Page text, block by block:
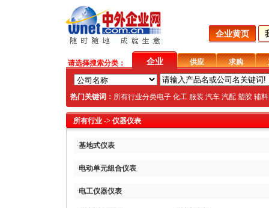
企业黄页
请选择搜索分类： 企业 供应 求购
热门关键词： 所有行业分类电子 化工 服装 汽车 汽配 塑胶 辅料
所有行业 -> 仪器仪表
·基地式仪表
·电动单元组合仪表
·电工仪器仪表